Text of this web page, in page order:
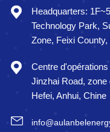
Headquarters:
Technology Park,
Zone, Feixi
Centre
Jinzhai Road, zone
Hefei, Anhui, Chine